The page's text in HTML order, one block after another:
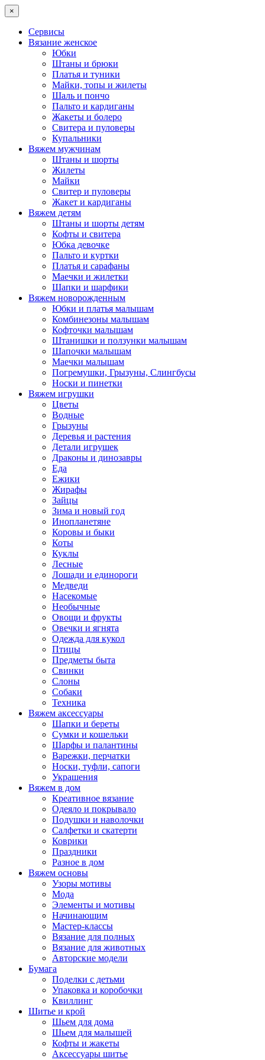
×
Сервисы
Вязание женское
Юбки
Штаны и брюки
Платья и туники
Майки, топы и жилеты
Шаль и пончо
Пальто и кардиганы
Жакеты и болеро
Свитера и пуловеры
Купальники
Вяжем мужчинам
Штаны и шорты
Жилеты
Майки
Свитер и пуловеры
Жакет и кардиганы
Вяжем детям
Штаны и шорты детям
Кофты и свитера
Юбка девочке
Пальто и куртки
Платья и сарафаны
Маечки и жилетки
Шапки и шарфики
Вяжем новорожденным
Юбки и платья малышам
Комбинезоны малышам
Кофточки малышам
Штанишки и ползунки малышам
Шапочки малышам
Маечки малышам
Погремушки, Грызуны, Слингбусы
Носки и пинетки
Вяжем игрушки
Цветы
Водные
Грызуны
Деревья и растения
Детали игрушек
Драконы и динозавры
Еда
Ежики
Жирафы
Зайцы
Зима и новый год
Инопланетяне
Коровы и быки
Коты
Куклы
Лесные
Лошади и единороги
Медведи
Насекомые
Необычные
Овощи и фрукты
Овечки и ягнята
Одежда для кукол
Птицы
Предметы быта
Свинки
Слоны
Собаки
Техника
Вяжем аксессуары
Шапки и береты
Сумки и кошельки
Шарфы и палантины
Варежки, перчатки
Носки, туфли, сапоги
Украшения
Вяжем в дом
Креативное вязание
Одеяло и покрывало
Подушки и наволочки
Салфетки и скатерти
Коврики
Праздники
Разное в дом
Вяжем основы
Узоры мотивы
Мода
Элементы и мотивы
Начинающим
Мастер-классы
Вязание для полных
Вязание для животных
Авторские модели
Бумага
Поделки с детьми
Упаковка и коробочки
Квиллинг
Шитье и крой
Шьем для дома
Шьем для малышей
Кофты и жакеты
Аксессуары шитье